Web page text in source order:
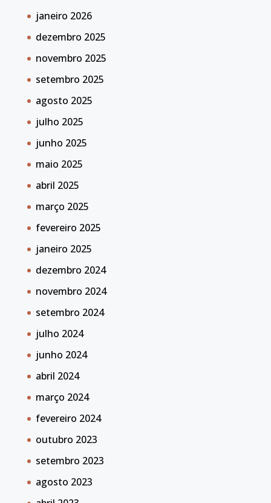
janeiro 2026
dezembro 2025
novembro 2025
setembro 2025
agosto 2025
julho 2025
junho 2025
maio 2025
abril 2025
março 2025
fevereiro 2025
janeiro 2025
dezembro 2024
novembro 2024
setembro 2024
julho 2024
junho 2024
abril 2024
março 2024
fevereiro 2024
outubro 2023
setembro 2023
agosto 2023